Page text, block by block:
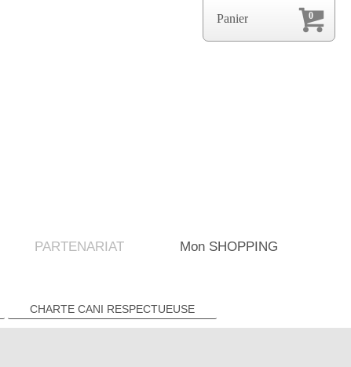
PARTENARIAT Mon SHOPPING
CHARTE CANI RESPECTUEUSE
0
Panier